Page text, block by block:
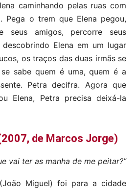
caminhando pelas ruas com
Pega o trem que Elena pegou,
amigos, percorre seus
Elena em um lugar
os traços das duas irmãs se
sabe quem é uma, quem é a
Petra decifra. Agora que
Elena, Petra precisa deixá-la
de Marcos Jorge)
vai ter as manha de me peitar?”
Miguel) foi para a cidade